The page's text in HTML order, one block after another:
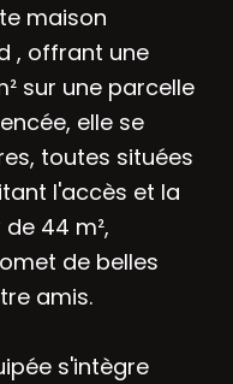
maison
, offrant une
sur une parcelle
elle se
toutes situées
l'accès et la
44 m²,
de belles
amis.
s'intègre